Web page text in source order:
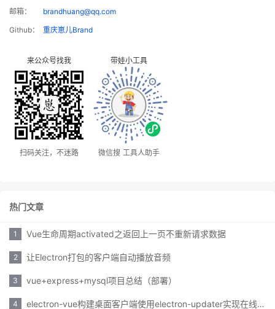
邮箱：
brandhuang@qq.com
Github：
重庆崽儿Brand
来公众号找我
扫码关注，不迷路
带娃小工具
微信搜 工具人助手
热门文章
1 Vue生命周期activated之返回上一页不重新请求数据
2 让Electron打包的客户端自动播放音频
3 vue+express+mysql项目总结（部署）
4 electron-vue构建桌面客户端使用electron-updater实现在线更新